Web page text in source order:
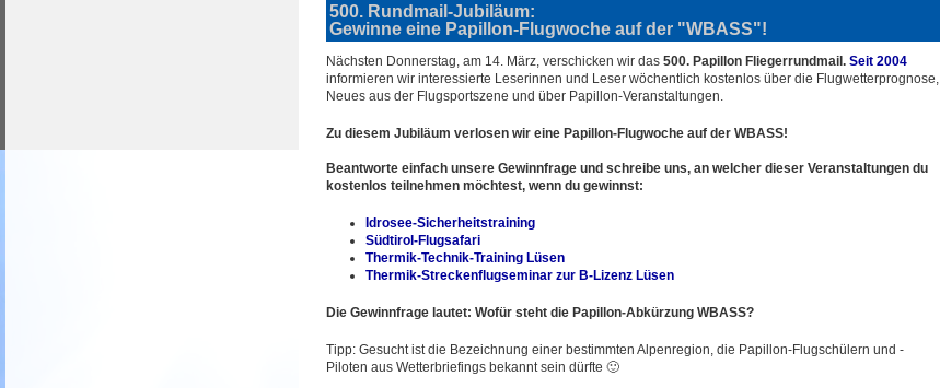
500. Rundmail-Jubiläum:
Gewinne eine Papillon-Flugwoche auf der "WBASS"!
Nächsten Donnerstag, am 14. März, verschicken wir das 500. Papillon Fliegerrundmail. Seit 2004
informieren wir interessierte Leserinnen und Leser wöchentlich kostenlos über die Flugwetterprognose,
Neues aus der Flugsportszene und über Papillon-Veranstaltungen.
Zu diesem Jubiläum verlosen wir eine Papillon-Flugwoche auf der WBASS!
Beantworte einfach unsere Gewinnfrage und schreibe uns, an welcher dieser Veranstaltungen du
kostenlos teilnehmen möchtest, wenn du gewinnst:
Idrosee-Sicherheitstraining
Südtirol-Flugsafari
Thermik-Technik-Training Lüsen
Thermik-Streckenflugseminar zur B-Lizenz Lüsen
Die Gewinnfrage lautet: Wofür steht die Papillon-Abkürzung WBASS?
Tipp: Gesucht ist die Bezeichnung einer bestimmten Alpenregion, die Papillon-Flugschülern und -
Piloten aus Wetterbriefings bekannt sein dürfte 🙂